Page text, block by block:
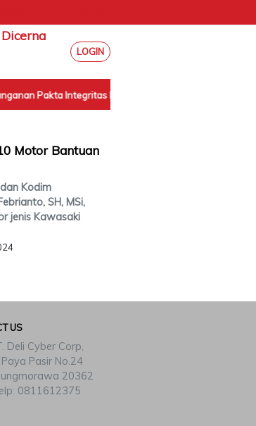
LOGIN
Pakta Integritas Internal BPN Sumut
Motor Bantuan
Kodim
SH, MSi,
jenis Kawasaki
US
Deli Cyber Corp,
Paya Pasir No.24
20362
0811612375